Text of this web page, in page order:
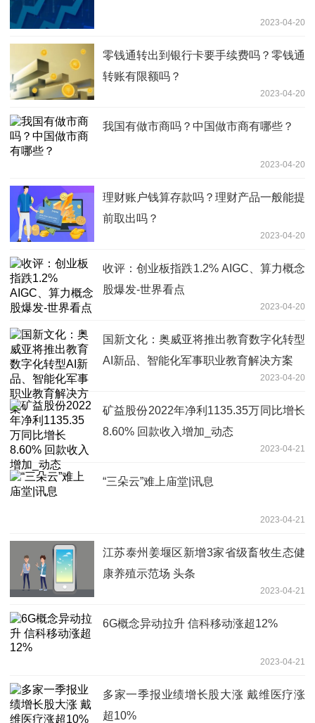
2023-04-20
零钱通转出到银行卡要手续费吗？零钱通
转账有限额吗？
2023-04-20
我国有做市商吗？中国做市商有哪些？
2023-04-20
理财账户钱算存款吗？理财产品一般能提
前取出吗？
2023-04-20
收评：创业板指跌1.2% AIGC、算力概念
股爆发-世界看点
2023-04-20
国新文化：奥威亚将推出教育数字化转型
AI新品、智能化军事职业教育解决方案
2023-04-20
矿益股份2022年净利1135.35万同比增长
8.60% 回款收入增加_动态
2023-04-21
“三朵云”难上庙堂|讯息
2023-04-21
江苏泰州姜堰区新增3家省级畜牧生态健
康养殖示范场 头条
2023-04-21
6G概念异动拉升 信科移动涨超12%
2023-04-21
多家一季报业绩增长股大涨 戴维医疗涨
超10%